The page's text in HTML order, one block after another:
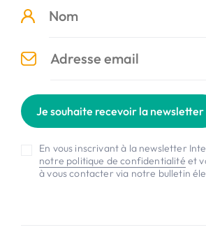
Je souhaite recevoir la newsletter
En vous inscrivant à la newsletter
notre politique de confidentialité et
à vous contacter via notre bulletin